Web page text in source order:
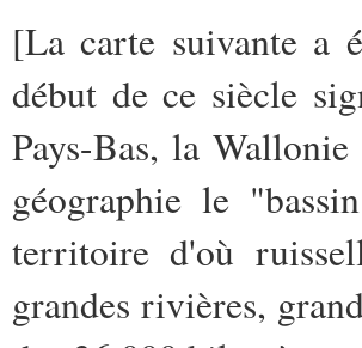
[La carte suivante a
début de ce siècle
Pays-Bas, la
géographie le
territoire d'où
grandes rivières,